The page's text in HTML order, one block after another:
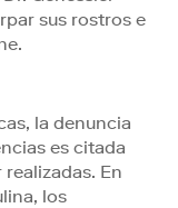
sus rostros e
la denuncia
es citada
En
los